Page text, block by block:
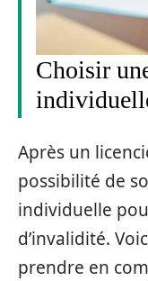
Choisir
Après un
possibilité de
individuelle
d’invalidité.
prendre en